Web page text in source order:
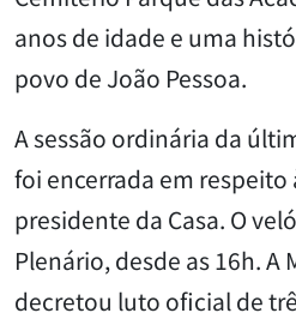
anos de idade e uma
povo de João Pessoa.
A sessão ordinária da
foi encerrada em respeito
presidente da Casa. O
Plenário, desde as 16h. A
decretou luto oficial de